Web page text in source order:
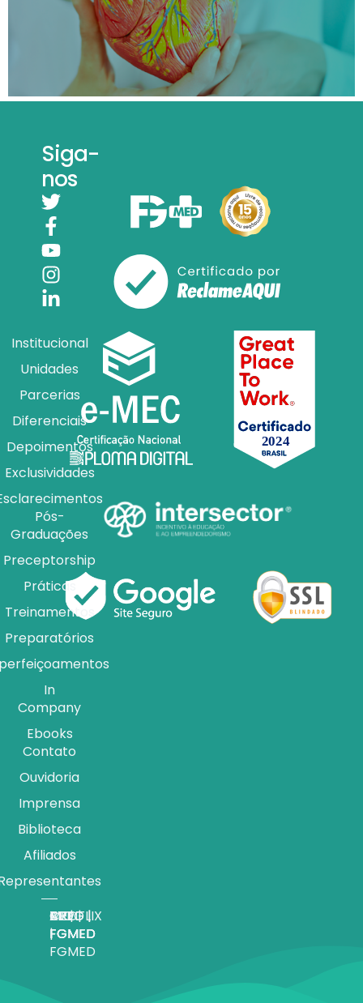
Siga-
nos
Institucional
Unidades
Parcerias
Diferenciais
Depoimentos
Exclusividades
Pós-
Graduações
Preceptorship
Práticas
Treinamentos
Preparatórios
In
Company
Ebooks
Contato
Ouvidoria
Imprensa
Biblioteca
Afiliados
APP |
FGMED
MEDFLIX
|
FGMED
CRED |
FGMED
BLOG |
FGMED
TV |
FGMED